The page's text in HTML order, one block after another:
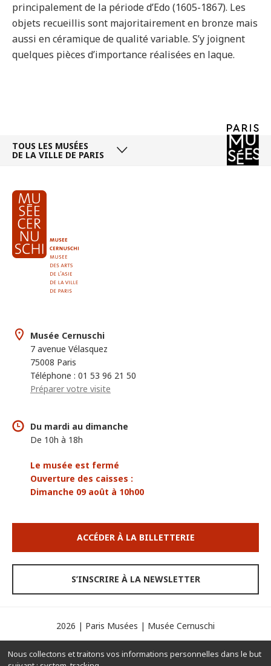
Nous collectons et traitons vos informations personnelles dans le but
principalement de la période d’Edo (1605-1867). Les
objets recueillis sont majoritairement en bronze mais
aussi en céramique de qualité variable. S’y joignent
quelques pièces d’importance réalisées en laque.
TOUS LES MUSÉES
DE LA VILLE DE PARIS
Musée Cernuschi
7 avenue Vélasquez
75008 Paris
Téléphone : 01 53 96 21 50
Préparer votre visite
Du mardi au dimanche
De 10h à 18h
Le musée est fermé
Ouverture des caisses :
Dimanche 09 août à 10h00
ACCÉDER À LA BILLETTERIE
S’INSCRIRE À LA NEWSLETTER
2026 | Paris Musées | Musée Cernuschi
Contacts
Gérer les cookies